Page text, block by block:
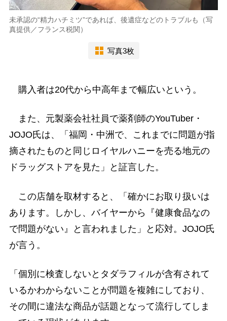
未承認の“精力ハチミツ”であれば、後遺症などのトラブルも（写
真提供／フランス税関）
写真3枚
購入者は20代から中高年まで幅広いという。
また、元製薬会社社員で薬剤師のYouTuber・
JOJO氏は、「福岡・中洲で、これまでに問題が指
摘されたものと同じロイヤルハニーを売る地元の
ドラッグストアを見た」と証言した。
この店舗を取材すると、「確かにお取り扱いは
あります。しかし、バイヤーから『健康食品なの
で問題がない』と言われました」と応対。JOJO氏
が言う。
「個別に検査しないとタダラフィルが含有されて
いるかわからないことが問題を複雑にしており、
その間に違法な商品が話題となって流行してしま